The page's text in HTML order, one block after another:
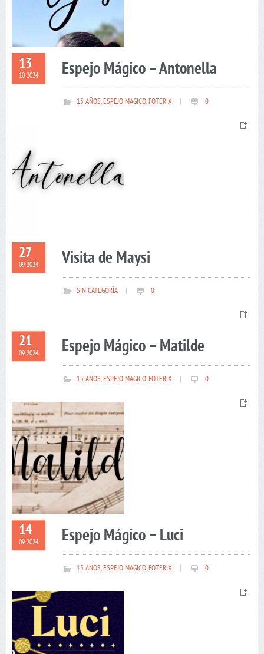
13
10 2024 Espejo Mágico – Antonella
15 AÑOS,ESPEJO MAGICO,FOTERIX 0
27
09 2024 Visita de Maysi
SIN CATEGORÍA 0
21
09 2024 Espejo Mágico – Matilde
15 AÑOS,ESPEJO MAGICO,FOTERIX 0
14
09 2024 Espejo Mágico – Luci
15 AÑOS,ESPEJO MAGICO,FOTERIX 0